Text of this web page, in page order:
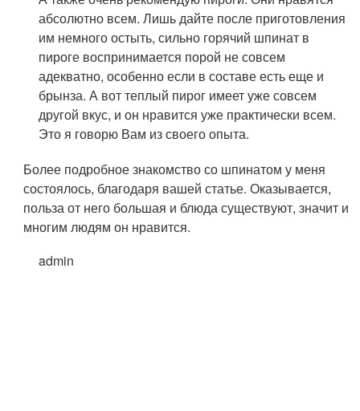
абсолютно всем. Лишь дайте после приготовления
им немного остыть, сильно горячий шпинат в
пироге воспринимается порой не совсем
адекватно, особенно если в составе есть еще и
брынза. А вот теплый пирог имеет уже совсем
другой вкус, и он нравится уже практически всем.
Это я говорю Вам из своего опыта.
Более подробное знакомство со шпинатом у меня
состоялось, благодаря вашей статье. Оказывается,
польза от него большая и блюда существуют, значит и
многим людям он нравится.
admin